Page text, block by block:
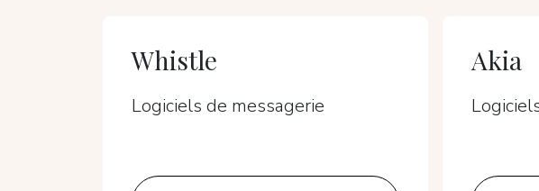
Whistle
Logiciels de messagerie
Akia